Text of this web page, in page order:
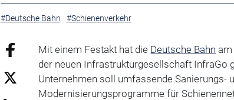
#Deutsche Bahn #Schienenverkehr
Mit einem Festakt hat die Deutsche Bahn am
der neuen Infrastrukturgesellschaft InfraGo
Unternehmen soll umfassende Sanierungs-
Modernisierungsprogramme für